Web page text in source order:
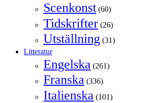
Scenkonst (60)
Tidskrifter (26)
Utställning (31)
Litteratur
Engelska (261)
Franska (336)
Italienska (101)